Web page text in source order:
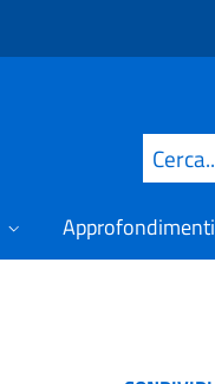
Cerca
Approfondimenti